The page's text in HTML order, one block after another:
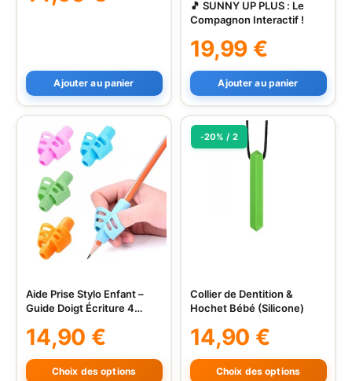
Ajouter au panier
🎵 SUNNY UP PLUS : Le
Compagnon Interactif !
19,99 €
Ajouter au panier
Aide Prise Stylo Enfant –
Guide Doigt Écriture 4
14,90 €
Choix des options
Ce
produit
a
plusieurs
variations.
-20% / 2
Collier de Dentition &
Hochet Bébé (Silicone)
14,90 €
Choix des options
Ce
produit
a
plusieurs
variations.